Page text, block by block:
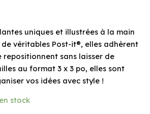
uniques et illustrées à la main
véritables Post-it®, elles adhèrent
sans laisser de
au format 3 x 3 po, elles sont
vos idées avec style !
stock